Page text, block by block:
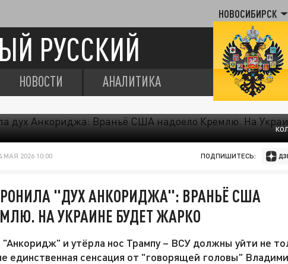
НОВОСИБИРСК
РУССКИЙ
НОВОСТИ АНАЛИТИКА
МАЯ 2026 10:00 ПОДПИШИТЕСЬ:
"ДУХ АНКОРИДЖА": ВРАНЬЁ США
НА УКРАИНЕ БУДЕТ ЖАРКО
и утёрла нос Трампу – ВСУ должны уйти не
единственная сенсация от "говорящей головы"